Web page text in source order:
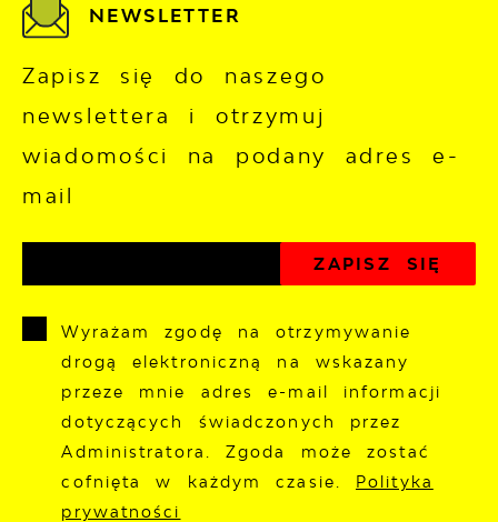
NEWSLETTER
Zapisz się do naszego
newslettera i otrzymuj
wiadomości na podany adres e-
mail
Wyrażam zgodę na otrzymywanie
drogą elektroniczną na wskazany
przeze mnie adres e-mail informacji
dotyczących świadczonych przez
Administratora. Zgoda może zostać
cofnięta w każdym czasie. Polityka
prywatności